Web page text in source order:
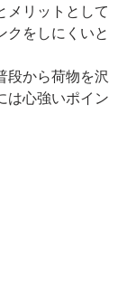
メリットとして
クをしにくいと
段から荷物を沢
は心強いポイン